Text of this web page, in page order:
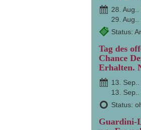
28.
29. Aug..
Status:
Tag des
Chance
Erhalten.
13.
13.
Status:
Guardini-